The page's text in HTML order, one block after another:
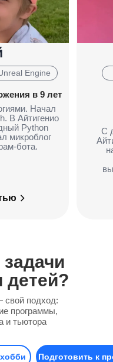
Engine
в 9 лет
Начал
В Айтигенио
Python
микроблог
бота.
С
свой подход:
программы,
и тьютора
детей?
Подготовить к